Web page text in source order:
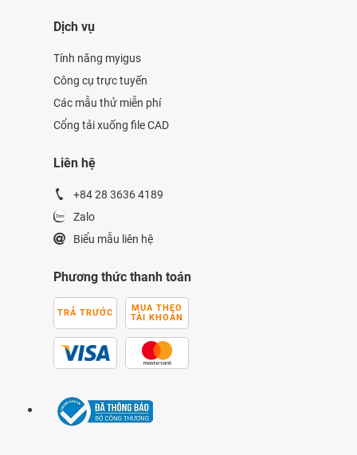
Dịch vụ
Tính năng myigus
Công cụ trực tuyến
Các mẫu thử miễn phí
Cổng tải xuống file CAD
Liên hệ
+84 28 3636 4189
Zalo
Biểu mẫu liên hệ
Phương thức thanh toán
TRẢ TRƯỚC
MUA THEO
TÀI KHOẢN